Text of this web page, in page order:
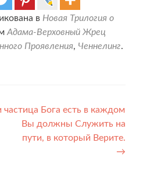
в Новая Трилогия о
Адама-Верховный Жрец
Проявления, Ченнелинг.
частица Бога есть в каждом
Вы должны Служить на
пути, в который Верите.
→